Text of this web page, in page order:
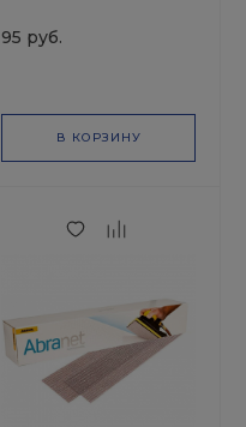
шлифовальная
зеленая
95 руб.
В КОРЗИНУ